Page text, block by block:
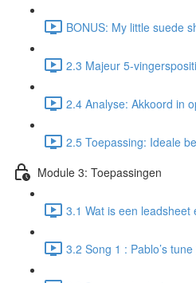
BONUS: My little suede
2.3 Majeur 5-
2.4 Analyse: Akkoord in
2.5 Toepassing: Ideale
Module 3: Toepassingen
3.1 Wat is een
3.2 Song 1 : Pablo’s